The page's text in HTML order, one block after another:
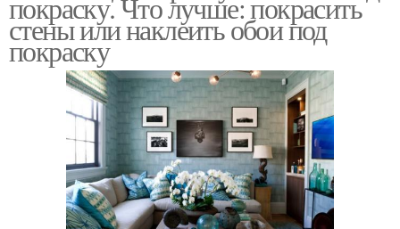
покраску. Что лучше: покрасить
стены или наклеить обои под
покраску